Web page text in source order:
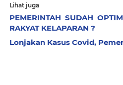
Lihat juga
PEMERINTAH SUDAH
RAKYAT KELAPARAN ?
Lonjakan Kasus Covid,